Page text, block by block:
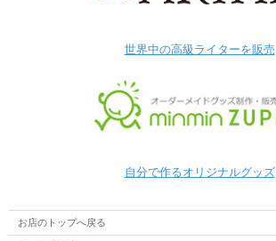
世界中の高級ライターを販売
自分で作るオリジナルグッズ
お店のトップへ戻る